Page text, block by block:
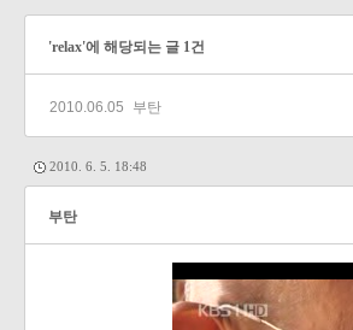
'relax'에 해당되는 글 1건
2010.06.05 부탄
2010. 6. 5. 18:48
부탄